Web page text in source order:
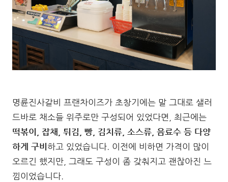
명륜진사갈비 프랜차이즈가 초창기에는 말 그대로 샐러
드바로 채소들 위주로만 구성되어 있었다면, 최근에는
떡볶이, 잡채, 튀김, 빵, 김치류, 소스류, 음료수 등 다양
하게 구비 하고 있었습니다. 이전에 비하면 가격이 많이
오르긴 했지만, 그래도 구성이 좀 갖춰지고 괜찮아진 느
낌이었습니다.